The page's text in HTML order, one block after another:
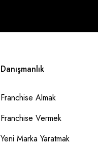
Danışmanlık
Franchise Almak
Franchise Vermek
Yeni Marka Yaratmak